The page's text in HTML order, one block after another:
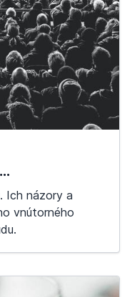
Ich názory a
vnútorného